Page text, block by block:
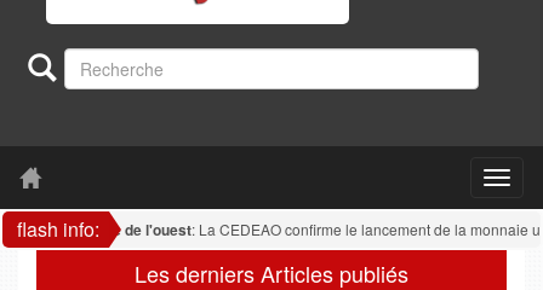
flash info:
Afrique de l'ouest: La CEDEAO confirme le lancement de la monnaie
Les derniers Articles publiés